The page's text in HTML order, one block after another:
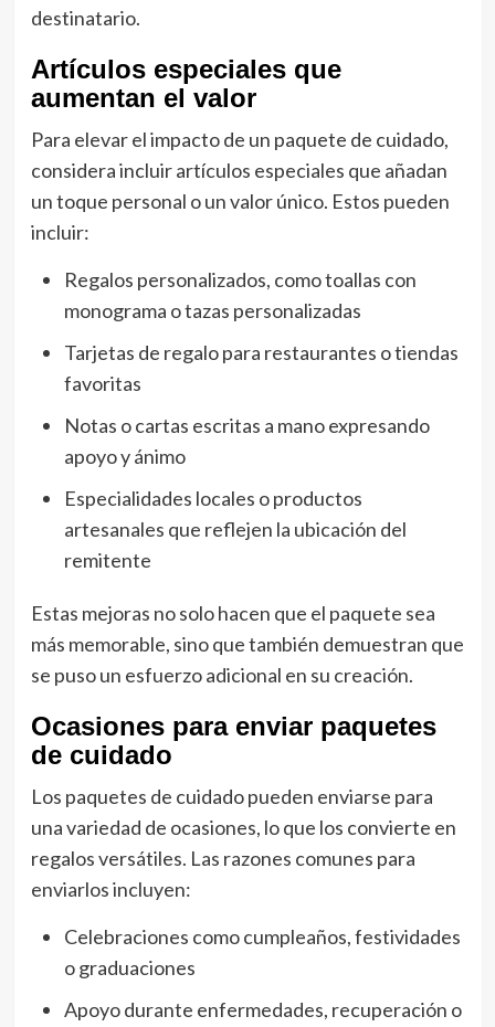
destinatario.
Artículos especiales que
aumentan el valor
Para elevar el impacto de un paquete de cuidado,
considera incluir artículos especiales que añadan
un toque personal o un valor único. Estos pueden
incluir:
Regalos personalizados, como toallas con
monograma o tazas personalizadas
Tarjetas de regalo para restaurantes o tiendas
favoritas
Notas o cartas escritas a mano expresando
apoyo y ánimo
Especialidades locales o productos
artesanales que reflejen la ubicación del
remitente
Estas mejoras no solo hacen que el paquete sea
más memorable, sino que también demuestran que
se puso un esfuerzo adicional en su creación.
Ocasiones para enviar paquetes
de cuidado
Los paquetes de cuidado pueden enviarse para
una variedad de ocasiones, lo que los convierte en
regalos versátiles. Las razones comunes para
enviarlos incluyen:
Celebraciones como cumpleaños, festividades
o graduaciones
Apoyo durante enfermedades, recuperación o